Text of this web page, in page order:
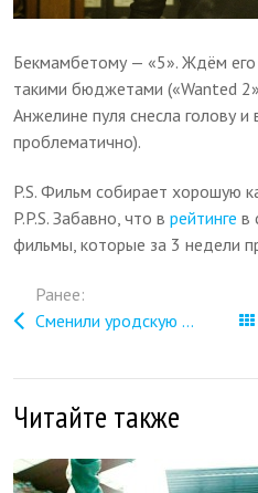
Бекмамбетому — «5». Ждём
такими бюджетами («Wanted
Анжелине пуля снесла голову и
проблематично).
P.S. Фильм собирает хорошую
P.P.S. Забавно, что врейтинге в
фильмы, которые за 3 недели
Ранее:
Сменили уродскую подсветку телебашни
Читайте также